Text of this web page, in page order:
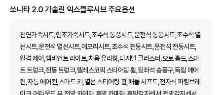
쏘나타 2.0 가솔린 익스클루시브 주요옵션
천연가죽시트,인조가죽시트,조수석 통풍시트,운전석 통풍시트,조수석 열
선시트,운전석 열선시트,메모리시트,조수석 전동시트,운전석 전동시트,
원격 제어,앰비언트 라이트,차음 유리창,디지털 클러스터,오토 홀드,스마
트 트렁크,전동 트렁크,텔레스코픽 스티어링 휠,뒷좌석 송풍구,독립 에어
컨,자동 에어컨,스마트 키,열선 스티어링 휠,패들 시프트,전자식 파킹브레
이크,어라운드 뷰,전방 카메라,후방 카메라,후방감지센서,전방감지센서,